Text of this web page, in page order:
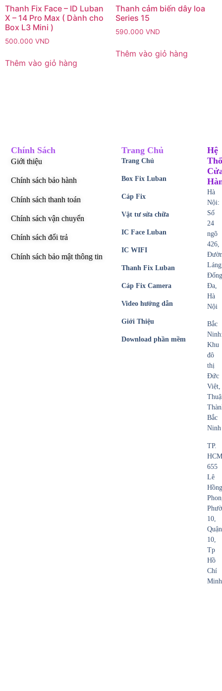
Thanh Fix Face – ID Luban
X – 14 Pro Max ( Dành cho
Box L3 Mini )
500.000 VND
Thêm vào giỏ hàng
Thanh cảm biến dây loa
Series 15
590.000 VND
Thêm vào giỏ hàng
Trang Chủ
Trang Chủ
Box Fix Luban
Cáp Fix
Vật tư sửa chữa
IC Face Luban
IC WIFI
Thanh Fix Luban
Cáp Fix Camera
Video hướng dẫn
Giới Thiệu
Download phần mềm
Chính Sách
Giới thiệu
Chính sách bảo hành
Chính sách thanh toán
Chính sách vận chuyển
Chính sách đổi trả
Chính sách bảo mật thông tin
Hệ
Hà
Nội:
Số
24
ngõ
426,
Đống
Đa,
Hà
Nội
Bắc
Khu
đô
thị
Đức
Việt,
Bắc
Ninh
TP.
655
Lê
Hồng
10,
Quận
10,
Tp
Hồ
Chí
Minh